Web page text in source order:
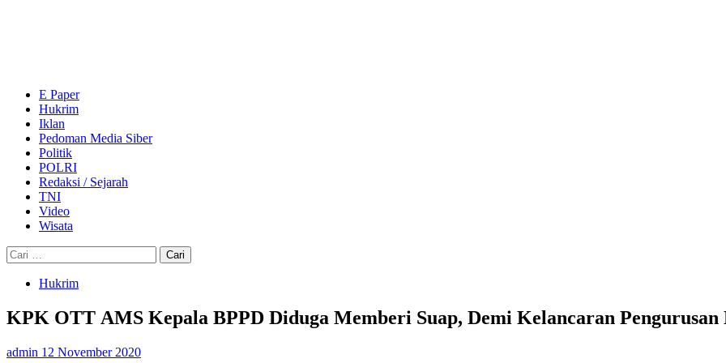
E Paper
Hukrim
Iklan
Pedoman Media Siber
Politik
POLRI
Redaksi / Sejarah
TNI
Video
Wisata
Cari
untuk:
Hukrim
KPK OTT AMS Kepala BPPD Diduga Memberi Suap, Demi Kelancaran
admin 12 November 2020